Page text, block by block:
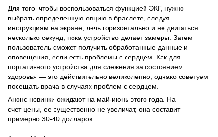
Для того, чтобы воспользоваться функцией ЭКГ, нужно
выбрать определенную опцию в браслете, следуя
инструкциям на экране, лечь горизонтально и не двигаться
несколько секунд, пока устройство делает замеры. Затем
пользователь сможет получить обработанные данные и
оповещения, если есть проблемы с сердцем. Как для
портативного устройства для слежения за состоянием
здоровья — это действительно великолепно, однако советуем
посещать врача в случаях проблем с сердцем.
Анонс новинки ожидают на май-июнь этого года. На
счет цены, ее существенно не увеличат, она составит
примерно 30-40 долларов.